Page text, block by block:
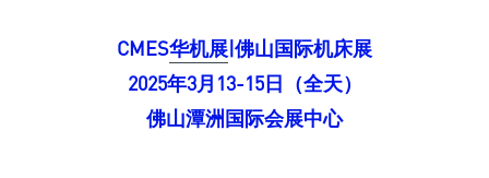
CMES华机展|佛山国际机床展
2025年3月13-15日（全天）
佛山潭洲国际会展中心